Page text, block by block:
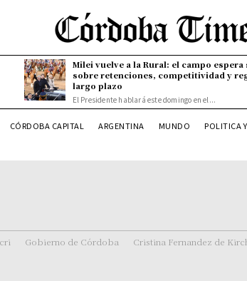
Milei vuelve a la Rural: el campo espera
sobre retenciones, competitividad y
largo plazo
El Presidente hablará este domingo en el...
CÓRDOBA CAPITAL ARGENTINA MUNDO POLITICA
Gobierno de Córdoba Cristina Fernandez de